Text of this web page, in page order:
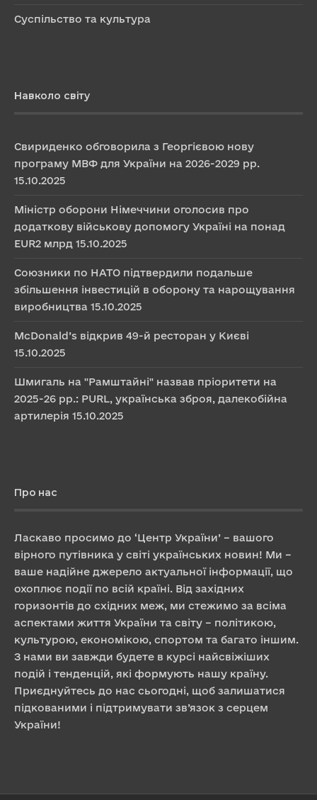
Суспільство та культура
Навколо світу
Свириденко обговорила з Георгієвою нову
програму МВФ для України на 2026-2029 рр.
15.10.2025
Міністр оборони Німеччини оголосив про
додаткову військову допомогу Україні на понад
EUR2 млрд 15.10.2025
Союзники по НАТО підтвердили подальше
збільшення інвестицій в оборону та нарощування
виробництва 15.10.2025
McDonald’s відкрив 49-й ресторан у Києві
15.10.2025
Шмигаль на "Рамштайні" назвав пріоритети на
2025-26 рр.: PURL, українська зброя, далекобійна
артилерія 15.10.2025
Про нас
Ласкаво просимо до ‘Центр України’ – вашого
вірного путівника у світі українських новин! Ми –
ваше надійне джерело актуальної інформації, що
охоплює події по всій країні. Від західних
горизонтів до східних меж, ми стежимо за всіма
аспектами життя України та світу – політикою,
культурою, економікою, спортом та багато іншим.
З нами ви завжди будете в курсі найсвіжіших
подій і тенденцій, які формують нашу країну.
Приєднуйтесь до нас сьогодні, щоб залишатися
підкованими і підтримувати зв’язок з серцем
України!